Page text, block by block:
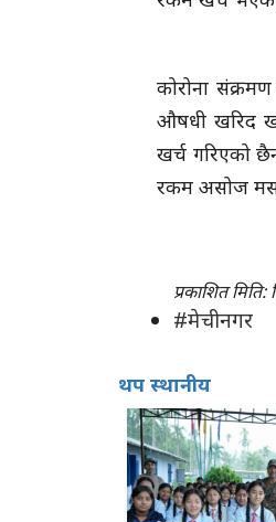
कोरोना
औषधी खरिद
खर्च गरिएको
रकम असोज
प्रकाशित
#मेचीनगर
थप स्थानीय